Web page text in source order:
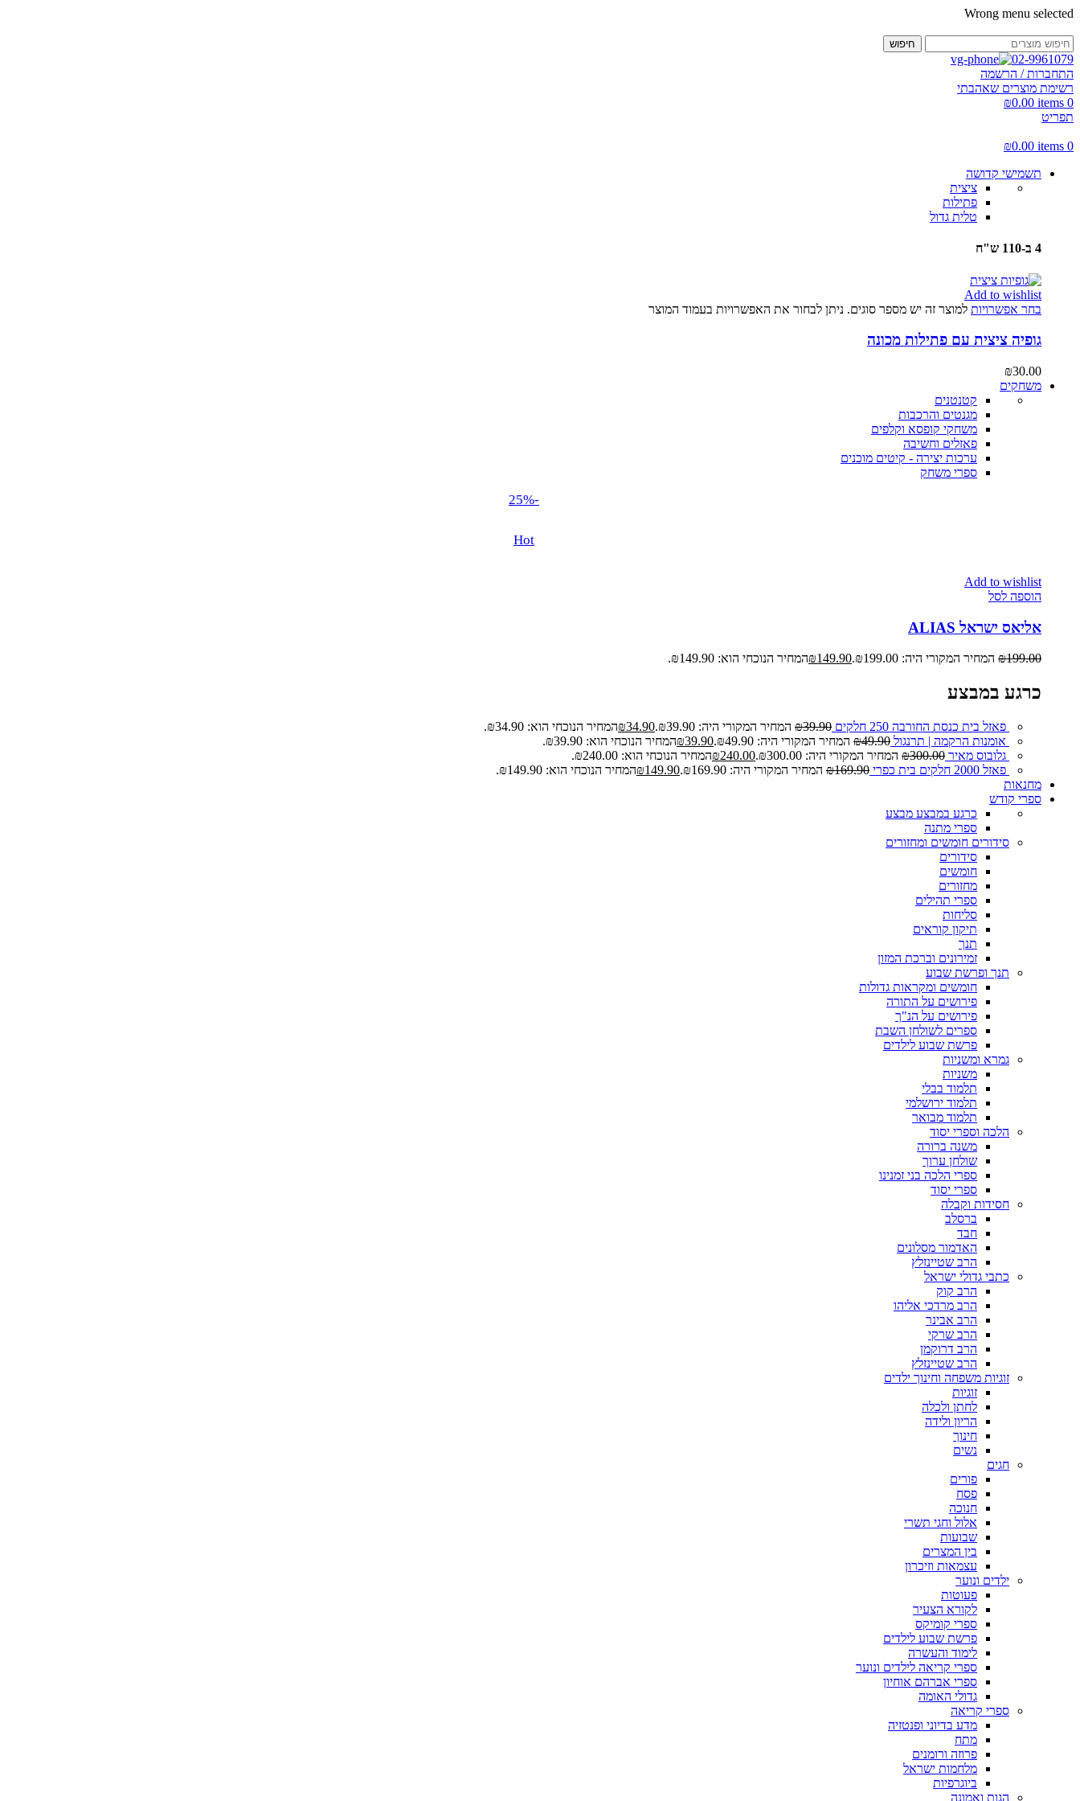
Wrong menu selected
חיפוש
02-9961079
התחברות / הרשמה
רשימת מוצרים שאהבתי
0
items
₪0.00
תפריט
0
items
₪0.00
תשמישי קדושה
ציצית
פתילות
טלית גדול
4 ב-110 ש"ח
Add to wishlist
בחר אפשרויות למוצר זה יש מספר סוגים. ניתן לבחור את האפשרויות בעמוד המוצר
גופיה ציצית עם פתילות מכונה
₪30.00
משחקים
קטנטנים
מגנטים והרכבות
משחקי קופסא וקלפים
פאזלים וחשיבה
ערכות יצירה - קיטים מוכנים
ספרי משחק
-25%
Hot
Add to wishlist
הוספה לסל
אליאס ישראל ALIAS
₪199.00 המחיר המקורי היה: ₪199.00. ₪149.90 המחיר הנוכחי הוא: ₪149.90.
כרגע במבצע
פאזל בית כנסת החורבה 250 חלקים ₪39.90 המחיר המקורי היה: ₪39.90. ₪34.90
המחיר הנוכחי הוא: ₪34.90.
אומנות הרקמה | תרנגול
₪49.90 המחיר המקורי היה: ₪49.90. ₪39.90
המחיר הנוכחי הוא: ₪39.90.
גלובוס מאיר
₪300.00 המחיר המקורי היה: ₪300.00. ₪240.00
המחיר הנוכחי הוא: ₪240.00.
פאזל 2000 חלקים בית כפרי
₪169.90 המחיר המקורי היה: ₪169.90. ₪149.90
המחיר הנוכחי הוא: ₪149.90.
מחנאות
ספרי קודש
כרגע במבצע מבצע
ספרי מתנה
סידורים חומשים ומחזורים
סידורים
חומשים
מחזורים
ספרי תהילים
סליחות
תיקון קוראים
תנך
זמירונים וברכת המזון
תנך ופרשת שבוע
חומשים ומקראות גדולות
פירושים על התורה
פירושים על הנ"ך
ספרים לשולחן השבת
פרשת שבוע לילדים
גמרא ומשניות
משניות
תלמוד בבלי
תלמוד ירושלמי
תלמוד מבואר
הלכה וספרי יסוד
משנה ברורה
שולחן ערוך
ספרי הלכה בני זמנינו
ספרי יסוד
חסידות וקבלה
ברסלב
חבד
האדמור מסלונים
הרב שטיינזלץ
כתבי גדולי ישראל
הרב קוק
הרב מרדכי אליהו
הרב אבינר
הרב שרקי
הרב דרוקמן
הרב שטיינזלץ
זוגיות משפחה וחינוך ילדים
זוגיות
לחתן ולכלה
הריון ולידה
חינוך
נשים
חגים
פורים
פסח
חנוכה
אלול וחגי תשרי
שבועות
בין המצרים
עצמאות וזיכרון
ילדים ונוער
פעוטות
לקורא הצעיר
ספרי קומיקס
פרשת שבוע לילדים
לימוד והעשרה
ספרי קריאה לילדים ונוער
ספרי אברהם אוחיון
גדולי האומה
ספרי קריאה
מדע בדיוני ופנטזיה
מתח
פרוזה ורומנים
מלחמות ישראל
ביוגרפיות
הגות ואמונה